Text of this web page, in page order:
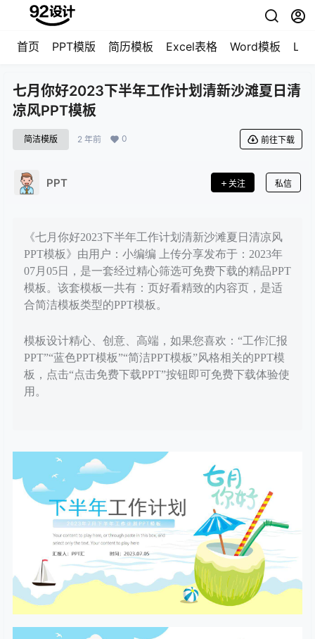
首页 PPT模版 简历模板 Excel表格 Word模板
七月你好2023下半年工作计划清新沙滩夏日清
凉风PPT模板
简洁模版 2 年前 0 前往下载
PPT 关注 私信
《七月你好2023下半年工作计划清新沙滩夏日清凉风
PPT模板》由用户：小编编 上传分享发布于：2023年
07月05日，是一套经过精心筛选可免费下载的精品PPT
模板。该套模板一共有：页好看精致的内容页，是适
合简洁模板类型的PPT模板。
模板设计精心、创意、高端，如果您喜欢：“工作汇报
PPT”“蓝色PPT模板”“简洁PPT模板”风格相关的PPT模
板，点击“点击免费下载PPT”按钮即可免费下载体验使
用。